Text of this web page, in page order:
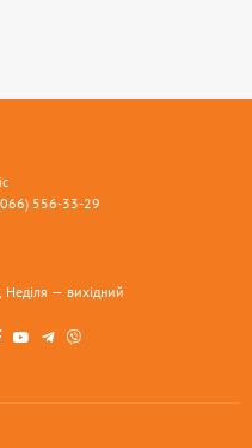
556-33-29
— вихідний